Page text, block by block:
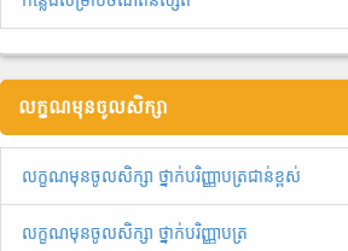
លក្ខណមុនចូលសិក្សា
លក្ខណមុនចូលសិក្សា ថ្នាក់បរិញ្ញាបត្រជាន់ខ្ពស់
លក្ខណមុនចូលសិក្សា ថ្នាក់បរិញ្ញាបត្រ